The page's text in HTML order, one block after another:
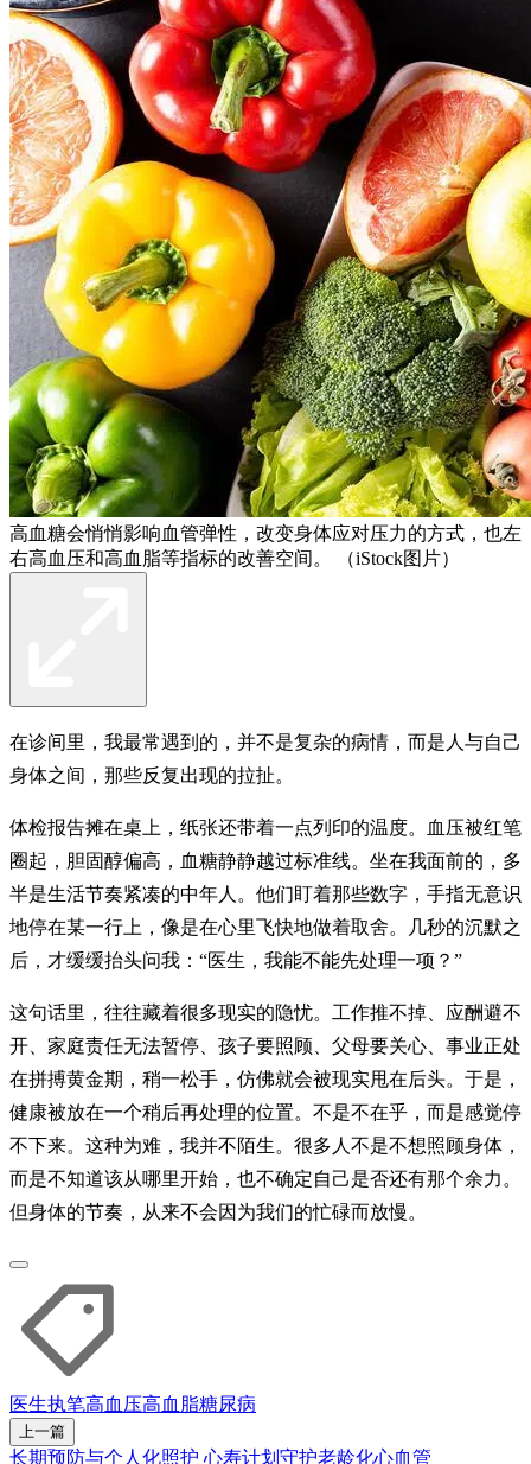
高血糖会悄悄影响血管弹性，改变身体应对压力的方式，也左
右高血压和高血脂等指标的改善空间。 （iStock图片）
在诊间里，我最常遇到的，并不是复杂的病情，而是人与自己
身体之间，那些反复出现的拉扯。
体检报告摊在桌上，纸张还带着一点列印的温度。血压被红笔
圈起，胆固醇偏高，血糖静静越过标准线。坐在我面前的，多
半是生活节奏紧凑的中年人。他们盯着那些数字，手指无意识
地停在某一行上，像是在心里飞快地做着取舍。几秒的沉默之
后，才缓缓抬头问我：“医生，我能不能先处理一项？”
这句话里，往往藏着很多现实的隐忧。工作推不掉、应酬避不
开、家庭责任无法暂停、孩子要照顾、父母要关心、事业正处
在拼搏黄金期，稍一松手，仿佛就会被现实甩在后头。于是，
健康被放在一个稍后再处理的位置。不是不在乎，而是感觉停
不下来。这种为难，我并不陌生。很多人不是不想照顾身体，
而是不知道该从哪里开始，也不确定自己是否还有那个余力。
但身体的节奏，从来不会因为我们的忙碌而放慢。
医生执笔高血压高血脂糖尿病
上一篇
长期预防与个人化照护 心寿计划守护老龄化心血管